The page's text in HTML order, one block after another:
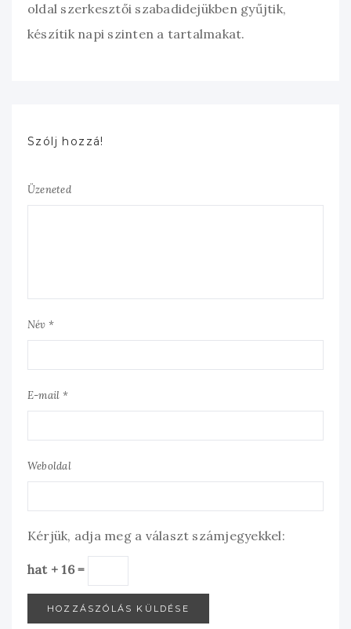
oldal szerkesztői szabadidejükben gyűjtik,
készítik napi szinten a tartalmakat.
Szólj hozzá!
Üzeneted
Név *
E-mail *
Weboldal
Kérjük, adja meg a választ számjegyekkel:
hat + 16 =